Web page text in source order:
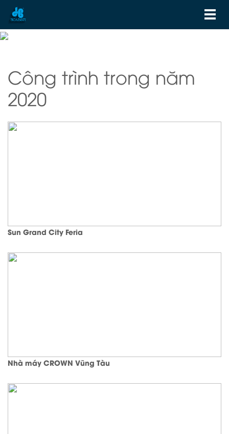
Công trình trong năm
2020
Sun Grand City Feria
Nhà máy CROWN Vũng Tàu